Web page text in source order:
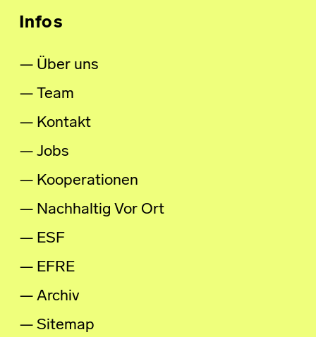
Infos
Über uns
Team
Kontakt
Jobs
Kooperationen
Nachhaltig Vor Ort
ESF
EFRE
Archiv
Sitemap